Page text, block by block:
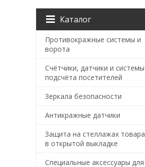
Каталог
Противокражные системы и
ворота
Счётчики, датчики и системы
подсчёта посетителей
Зеркала безопасности
Антикражные датчики
Защита на стеллажах товара
в открытой выкладке
Специальные аксессуары для